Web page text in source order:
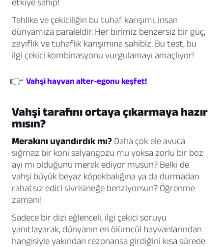
etkiye sahip!
Tehlike ve çekiciliğin bu tuhaf karışımı, insan
dünyamıza paraleldir. Her birimiz benzersiz bir güç,
zayıflık ve tuhaflık karışımına sahibiz. Bu test, bu
ilgi çekici kombinasyonu vurgulamayı amaçlıyor!
👉 Vahşi hayvan alter-egonu keşfet!
Vahşi tarafını ortaya çıkarmaya hazır
mısın?
Merakını uyandırdık mı? Daha çok ele avuca
sığmaz bir koni salyangozu mu yoksa zorlu bir boz
ayı mı olduğunu merak ediyor musun? Belki de
vahşi büyük beyaz köpekbalığına ya da durmadan
rahatsız edici sivrisineğe benziyorsun? Öğrenme
zamanı!
Sadece bir dizi eğlenceli, ilgi çekici soruyu
yanıtlayarak, dünyanın en ölümcül hayvanlarından
hangisiyle yakından rezonansa girdiğini kısa sürede